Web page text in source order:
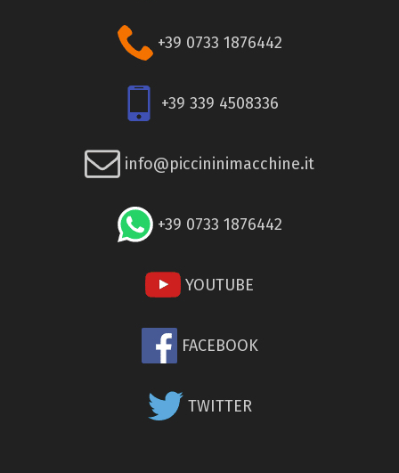
+39 0733 1876442
+39 339 4508336
info@piccininimacchine.it
+39 0733 1876442
YOUTUBE
FACEBOOK
TWITTER